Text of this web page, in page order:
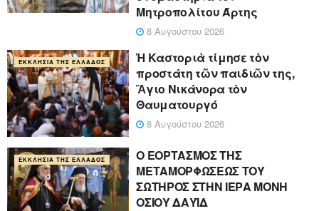
Μητροπολίτου Άρτης
8 Αυγούστου 2026
ΕΚΚΛΗΣΊΑ ΤΗΣ ΕΛΛΆΔΟΣ
Ἡ Καστοριὰ τίμησε τὸν
προστάτη τῶν παιδιῶν της,
Ἅγιο Νικάνορα τὸν
Θαυματουργό
8 Αυγούστου 2026
ΕΚΚΛΗΣΊΑ ΤΗΣ ΕΛΛΆΔΟΣ
Ο ΕΟΡΤΑΣΜΟΣ ΤΗΣ
ΜΕΤΑΜΟΡΦΩΣΕΩΣ ΤΟΥ
ΣΩΤΗΡΟΣ ΣΤΗΝ ΙΕΡΑ ΜΟΝΗ
ΟΣΙΟΥ ΔΑΥΪΔ